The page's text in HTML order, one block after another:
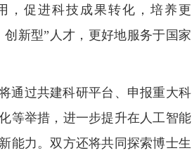
，促进科技成果转化，培养更
创新型”人才，更好地服务于国家
通过共建科研平台、申报重大科
等举措，进一步提升在人工智能
能力。双方还将共同探索博士生